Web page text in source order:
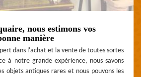
nous estimons vos
manière
dans l'achat et la vente de toutes sortes
à notre grande expérience, nous savons
objets antiques rares et nous pouvons les